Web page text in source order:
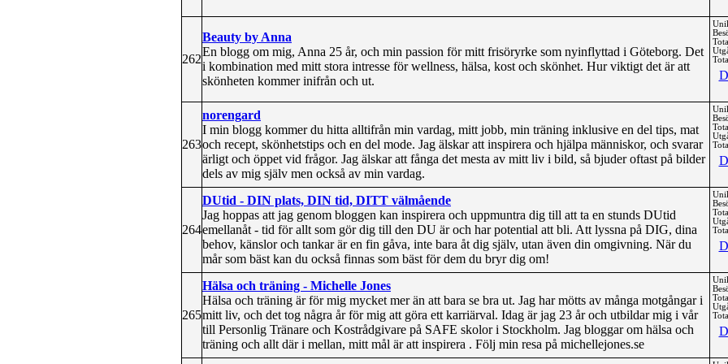
262
Beauty by Anna
En blogg om mig, Anna 25 år, och min passion för mitt frisöryrke som nyinflyttad i Göteborg. Det
i kombination med mitt stora intresse för wellness, hälsa, kost och skönhet. Hur viktigt det är att
skönheten kommer inifrån och ut.
263
norengard
I min blogg kommer du hitta alltifrån min vardag, mitt jobb, min träning inklusive en del tips, mat
och recept, skönhetstips och en del mode. Jag älskar att inspirera och hjälpa människor, och svarar
ärligt och öppet vid frågor. Jag älskar att fånga det mesta av mitt liv i bild, så bjuder oftast på bilder
dels av mig själv men också av min vardag.
264
DUtid - DIN plats, DIN tid, DITT välmående
Jag hoppas att jag genom bloggen kan inspirera och uppmuntra dig till att ta en stunds DUtid
emellanåt - tid för allt som gör dig till den DU är och har potential att bli. Att lyssna på DIG, dina
behov, känslor och tankar är en fin gåva, inte bara åt dig själv, utan även din omgivning. När du
mår som bäst kan du också finnas som bäst för dem du bryr dig om!
265
Hälsa och träning - Michelle Jones
Hälsa och träning är för mig mycket mer än att bara se bra ut. Jag har mötts av många motgångar i
mitt liv, och det tog några år för mig att göra ett karriärval. Idag är jag 23 år och utbildar mig i vår
till Personlig Tränare och Kostrådgivare på SAFE skolor i Stockholm. Jag bloggar om hälsa och
träning och allt där i mellan, mitt mål är att inspirera . Följ min resa på michellejones.se